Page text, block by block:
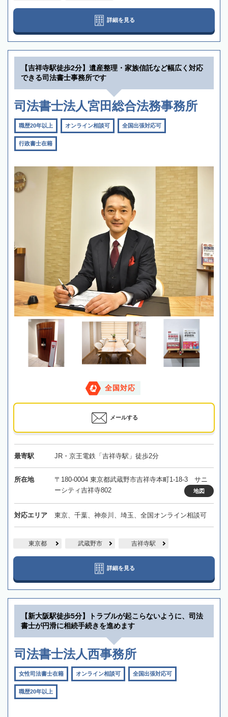
詳細を見る
【吉祥寺駅徒歩2分】遺産整理・家族信託など幅広く対応
できる司法書士事務所です
司法書士法人宮田総合法務事務所
職歴20年以上 オンライン相談可 全国出張対応可
行政書士在籍
全国対応
メールする
最寄駅 JR・京王電鉄「吉祥寺駅」徒歩2分
所在地
〒180-0004 東京都武蔵野市吉祥寺本町1-18-3 サニ
ーシティ吉祥寺802
地図
対応エリア 東京、千葉、神奈川、埼玉、全国オンライン相談可
東京都 武蔵野市 吉祥寺駅
詳細を見る
【新大阪駅徒歩5分】トラブルが起こらないように、司法
書士が円滑に相続手続きを進めます
司法書士法人西事務所
女性司法書士在籍 オンライン相談可 全国出張対応可
職歴20年以上